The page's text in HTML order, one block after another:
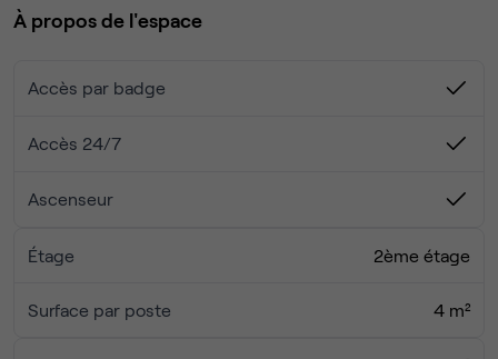
dans l'un des nombreux restaurants du quartier, situés à
amuser vos visiteurs.
À propos de l'espace
Accès par badge
Accès 24/7
Ascenseur
Étage 2ème étage
Surface par poste 4 m²